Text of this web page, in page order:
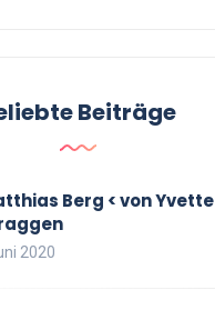
Beiträge
Berg < von Yvette
2020